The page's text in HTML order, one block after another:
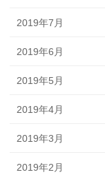
2019年7月
2019年6月
2019年5月
2019年4月
2019年3月
2019年2月